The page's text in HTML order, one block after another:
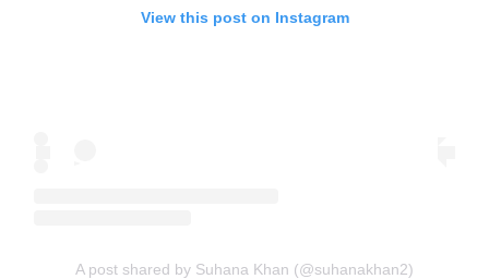
View this post on Instagram
A post shared by Suhana Khan (@suhanakhan2)